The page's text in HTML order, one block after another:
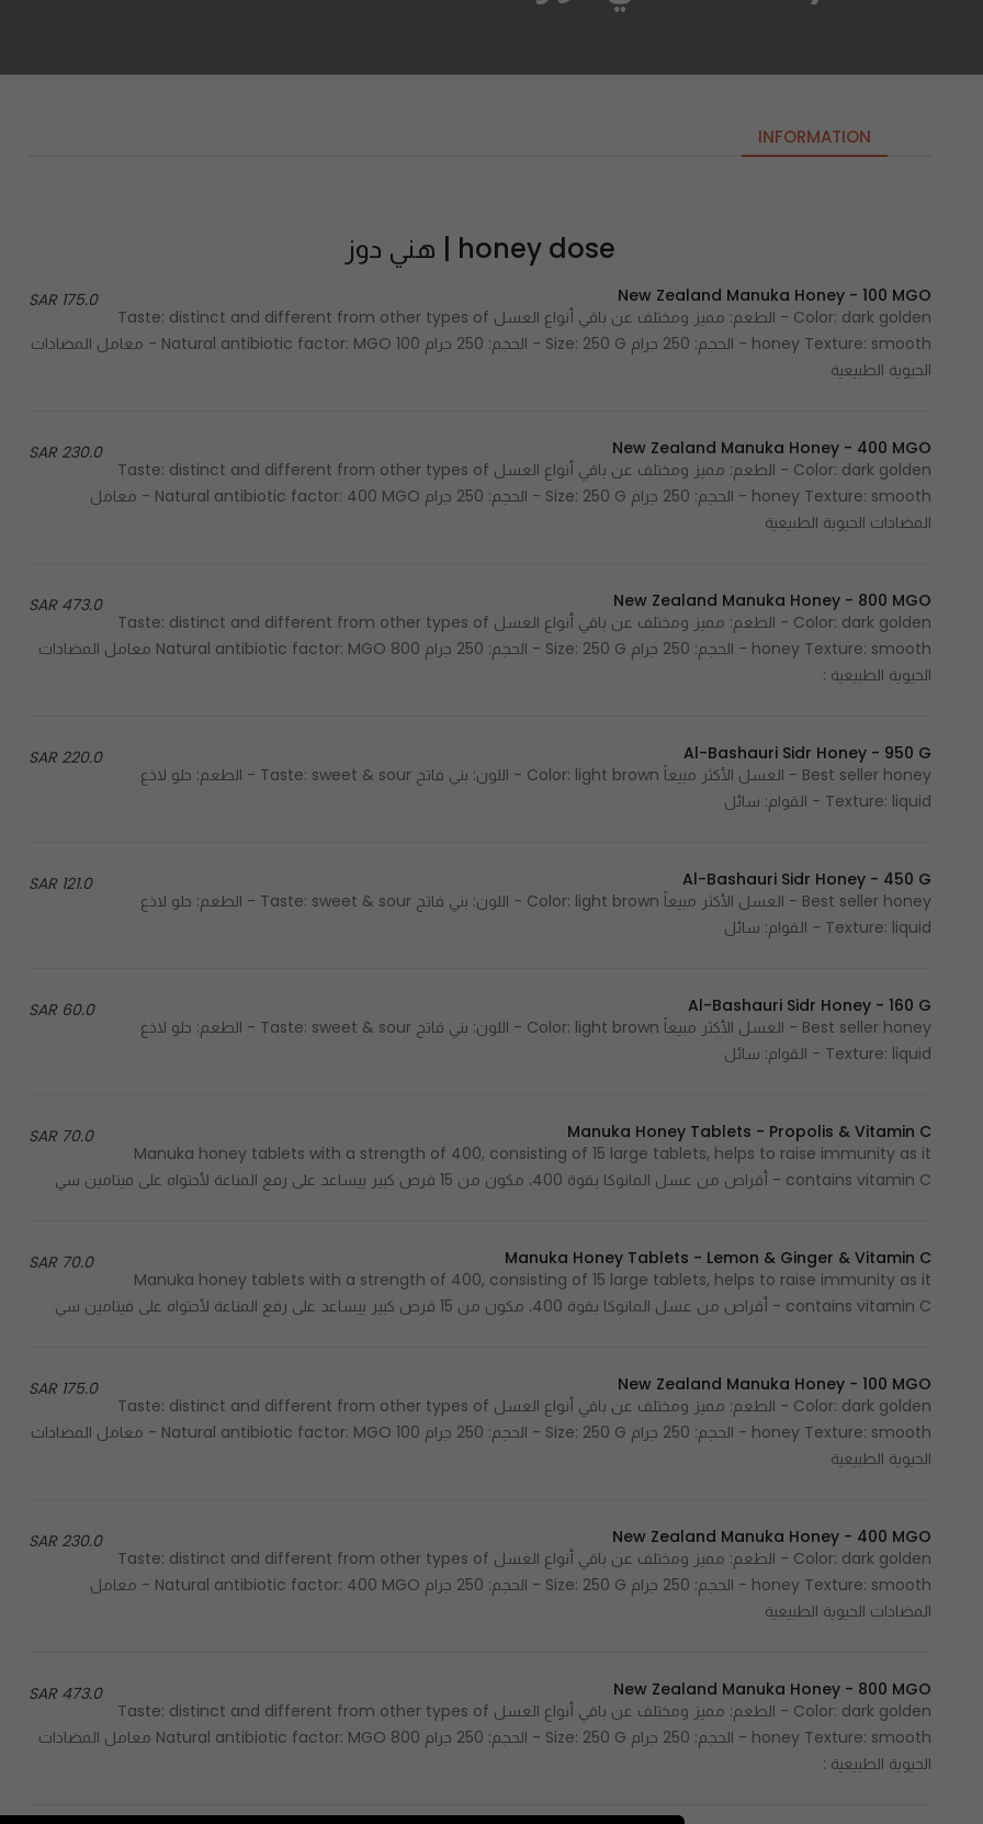
INFORMATION
honey dose | هني دوز
175.0 SAR
New Zealand Manuka Honey - 100 MGO
Color: dark golden - الطعم: مميز ومختلف عن باقي أنواع العسل Taste: distinct and different from other types of
honey Texture: smooth - الحجم: 250 جرام Size: 250 G - الحجم: 250 جرام Natural antibiotic factor: MGO 100 - معامل المضادات
الحيوية الطبيعية
230.0 SAR
New Zealand Manuka Honey - 400 MGO
Color: dark golden - الطعم: مميز ومختلف عن باقي أنواع العسل Taste: distinct and different from other types of
honey Texture: smooth - الحجم: 250 جرام Size: 250 G - الحجم: 250 جرام Natural antibiotic factor: 400 MGO - معامل
المضادات الحيوية الطبيعية
473.0 SAR
New Zealand Manuka Honey - 800 MGO
Color: dark golden - الطعم: مميز ومختلف عن باقي أنواع العسل Taste: distinct and different from other types of
honey Texture: smooth - الحجم: 250 جرام Size: 250 G - الحجم: 250 جرام Natural antibiotic factor: MGO 800 معامل المضادات
الحيوية الطبيعية :
220.0 SAR
Al-Bashauri Sidr Honey - 950 G
Best seller honey - العسل الأكثر مبيعاً Color: light brown - اللون: بني فاتح Taste: sweet & sour - الطعم: حلو لاذع
Texture: liquid - القوام: سائل
121.0 SAR
Al-Bashauri Sidr Honey - 450 G
Best seller honey - العسل الأكثر مبيعاً Color: light brown - اللون: بني فاتح Taste: sweet & sour - الطعم: حلو لاذع
Texture: liquid - القوام: سائل
60.0 SAR
Al-Bashauri Sidr Honey - 160 G
Best seller honey - العسل الأكثر مبيعاً Color: light brown - اللون: بني فاتح Taste: sweet & sour - الطعم: حلو لاذع
Texture: liquid - القوام: سائل
70.0 SAR
Manuka Honey Tablets - Propolis & Vitamin C
Manuka honey tablets with a strength of 400, consisting of 15 large tablets, helps to raise immunity as it
contains vitamin C - أقراص من عسل المانوكا بقوة 400، مكون من 15 قرص كبير ييساعد على رفع المناعة لأحتواه على فيتامين سي
70.0 SAR
Manuka Honey Tablets - Lemon & Ginger & Vitamin C
Manuka honey tablets with a strength of 400, consisting of 15 large tablets, helps to raise immunity as it
contains vitamin C - أقراص من عسل المانوكا بقوة 400، مكون من 15 قرص كبير ييساعد على رفع المناعة لأحتواه على فيتامين سي
175.0 SAR
New Zealand Manuka Honey - 100 MGO
Color: dark golden - الطعم: مميز ومختلف عن باقي أنواع العسل Taste: distinct and different from other types of
honey Texture: smooth - الحجم: 250 جرام Size: 250 G - الحجم: 250 جرام Natural antibiotic factor: MGO 100 - معامل المضادات
الحيوية الطبيعية
230.0 SAR
New Zealand Manuka Honey - 400 MGO
Color: dark golden - الطعم: مميز ومختلف عن باقي أنواع العسل Taste: distinct and different from other types of
honey Texture: smooth - الحجم: 250 جرام Size: 250 G - الحجم: 250 جرام Natural antibiotic factor: 400 MGO - معامل
المضادات الحيوية الطبيعية
473.0 SAR
New Zealand Manuka Honey - 800 MGO
Color: dark golden - الطعم: مميز ومختلف عن باقي أنواع العسل Taste: distinct and different from other types of
honey Texture: smooth - الحجم: 250 جرام Size: 250 G - الحجم: 250 جرام Natural antibiotic factor: MGO 800 معامل المضادات
الحيوية الطبيعية :